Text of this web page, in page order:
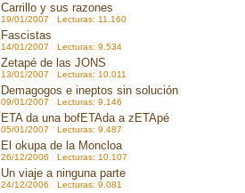
Carrillo y sus razones
19/01/2007 Lecturas: 11.160
Fascistas
14/01/2007 Lecturas: 9.534
Zetapé de las JONS
13/01/2007 Lecturas: 10.011
Demagogos e ineptos sin solución
09/01/2007 Lecturas: 9.146
ETA da una bofETAda a zETApé
05/01/2007 Lecturas: 9.487
El okupa de la Moncloa
26/12/2006 Lecturas: 10.107
Un viaje a ninguna parte
24/12/2006 Lecturas: 9.081